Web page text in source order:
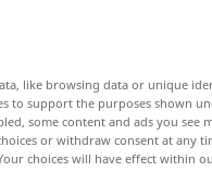
like browsing data or unique
to support the purposes shown
some content and ads you see
or withdraw consent at any
choices will have effect within